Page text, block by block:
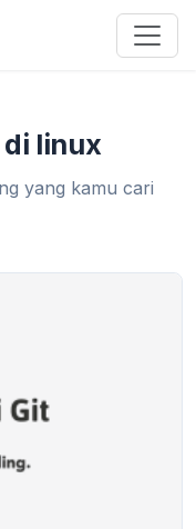
linux
yang kamu cari